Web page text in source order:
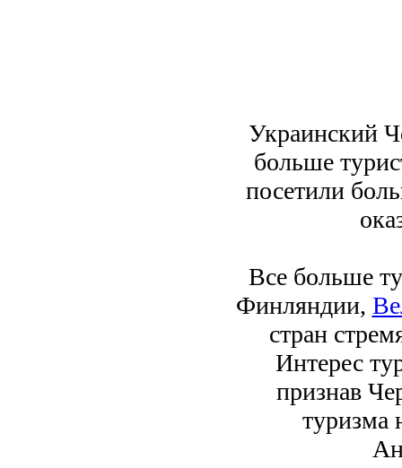
Украинский
больше
посетили
Все больше
Финляндии,
стран
Интерес
признав
туризма